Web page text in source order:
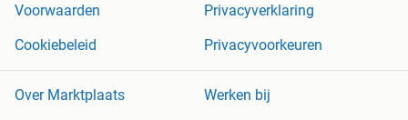
Voorwaarden
Privacyverklaring
Cookiebeleid
Privacyvoorkeuren
Over Marktplaats
Werken bij